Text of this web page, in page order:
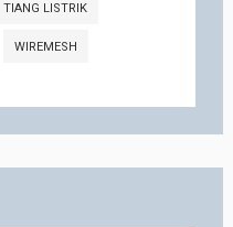
TIANG LISTRIK
WIREMESH